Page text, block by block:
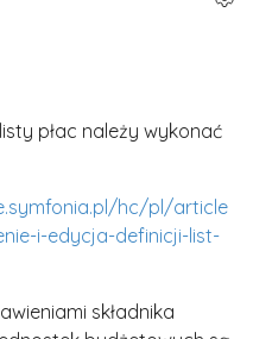
płac należy wykonać
hc/pl/article
i-edycja-definicji-list-
składnika